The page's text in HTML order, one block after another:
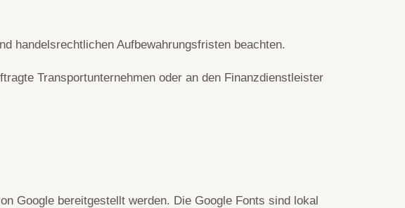
handelsrechtlichen Aufbewahrungsfristen beachten.
Transportunternehmen oder an den Finanzdienstleister
Google bereitgestellt werden. Die Google Fonts sind lokal